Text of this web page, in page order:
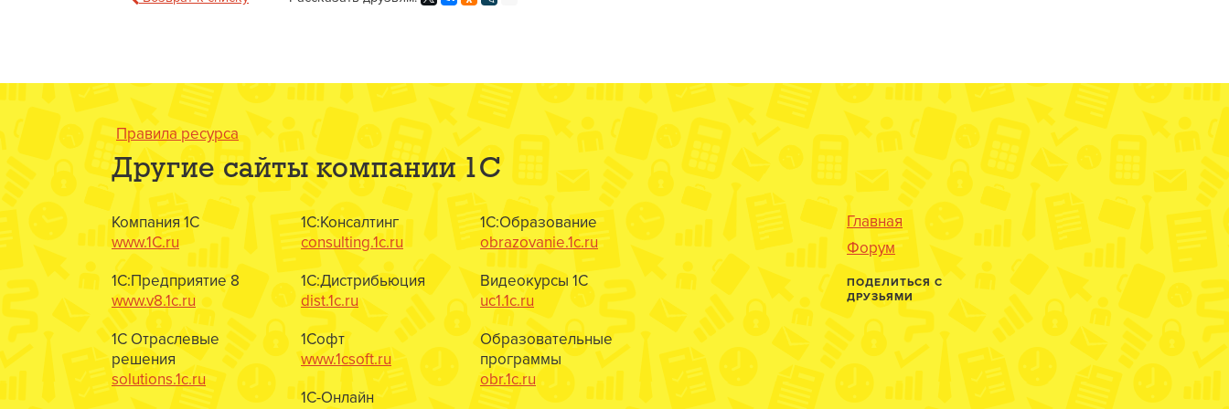
Правила ресурса
Другие сайты компании 1С
Компания 1С
www.1C.ru
1С:Предприятие 8
www.v8.1c.ru
1С Отраслевые
решения
solutions.1c.ru
1С:Консалтинг
consulting.1c.ru
1С:Дистрибьюция
dist.1c.ru
1Софт
www.1csoft.ru
1С-Онлайн
1С:Образование
obrazovanie.1c.ru
Видеокурсы 1С
uc1.1c.ru
Образовательные
программы
obr.1c.ru
Главная
Форум
ПОДЕЛИТЬСЯ С
ДРУЗЬЯМИ